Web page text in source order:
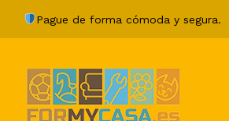
Pague de forma cómoda y segura.